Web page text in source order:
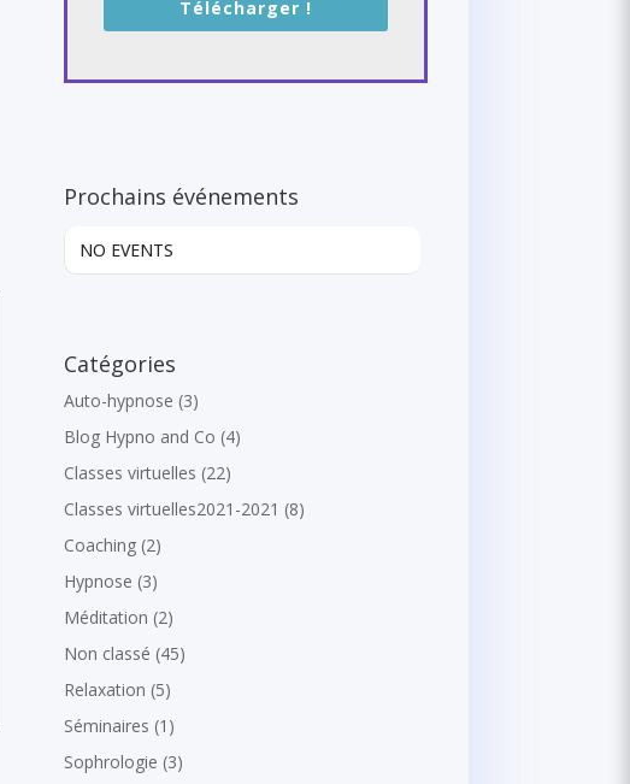
Télécharger !
Prochains événements
NO EVENTS
Catégories
Auto-hypnose (3)
Blog Hypno and Co (4)
Classes virtuelles (22)
Classes virtuelles2021-2021 (8)
Coaching (2)
Hypnose (3)
Méditation (2)
Non classé (45)
Relaxation (5)
Séminaires (1)
Sophrologie (3)